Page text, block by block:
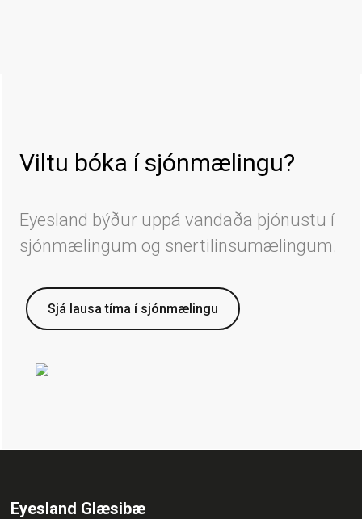
Viltu bóka í sjónmælingu?
Eyesland býður uppá vandaða þjónustu í
sjónmælingum og snertilinsumælingum.
Sjá lausa tíma í sjónmælingu
Eyesland Glæsibæ